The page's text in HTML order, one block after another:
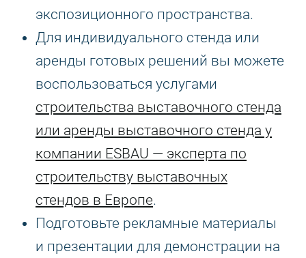
экспозиционного пространства.
Для индивидуального стенда или
аренды готовых решений вы можете
воспользоваться услугами
строительства выставочного стенда
или аренды выставочного стенда у
компании ESBAU — эксперта по
строительству выставочных
стендов в Европе.
Подготовьте рекламные материалы
и презентации для демонстрации на